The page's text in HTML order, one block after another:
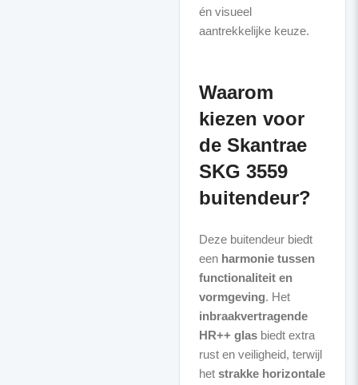
én visueel
aantrekkelijke keuze.
Waarom
kiezen voor
de Skantrae
SKG 3559
buitendeur?
Deze buitendeur biedt
een harmonie tussen
functionaliteit en
vormgeving. Het
inbraakvertragende
HR++ glasbiedt extra
rust en veiligheid, terwijl
het strakke horizontale